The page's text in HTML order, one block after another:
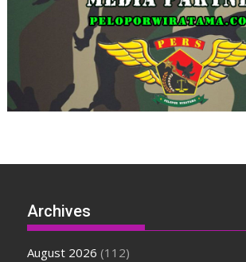
Archives
August 2026 (112)